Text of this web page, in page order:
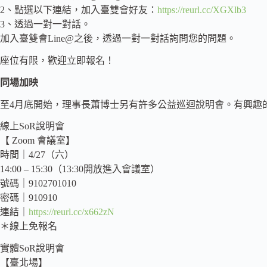
2、點選以下連結，加入臺雙會好友： https://reurl.cc/XGXlb3
3、透過一對一對話。
加入臺雙會Line@之後，透過一對一對話詢問您的問題。
座位有限，歡迎立即報名！
同場加映
至4月底開始，理事長蕭博士另有許多公益巡迴說明會。有興趣
線上SoR說明會
【 Zoom 會議室】
時間｜4/27（六）
14:00 – 15:30（13:30開放進入會議室）
號碼｜9102701010
密碼｜910910
連結｜ https://reurl.cc/x662zN
＊線上免報名
實體SoR說明會
【臺北場】